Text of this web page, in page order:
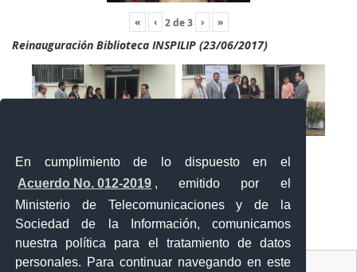
En cumplimiento de lo dispuesto en el
Acuerdo No. 012-2019 , emitido por el
Ministerio de Telecomunicaciones y de la
Sociedad de la Información, comunicamos
nuestra política para el tratamiento de datos
personales. Para continuar navegando en este
« ‹ 2de3 › »
Reinauguración Biblioteca INSPILIP (23/06/2017)
Contacto Ciudadano Digital